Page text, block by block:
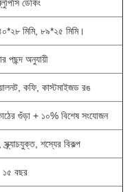
ডেকিং
মিমি, ৮৯*২৫ মিমি।
পছন্দ অনুযায়ী
কফি, কাস্টমাইজড রঙ
গুঁড়া + ১০% বিশেষ সংযোজন
শস্যের বিকল্প
১৫ বছর